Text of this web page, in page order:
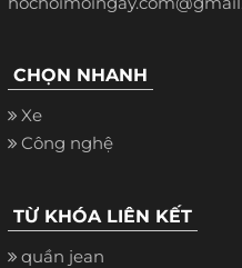
CHỌN NHANH
Xe
Công nghệ
TỪ KHÓA LIÊN KẾT
quần jean